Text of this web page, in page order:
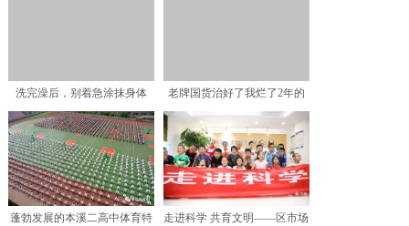
洗完澡后，别着急涂抹身体
乳，学会“这3点”，皮肤
老牌国货治好了我烂了2年的
脸，还看那些外国货干啥
蓬勃发展的本溪二高中体育特
走进科学 共育文明——区市场